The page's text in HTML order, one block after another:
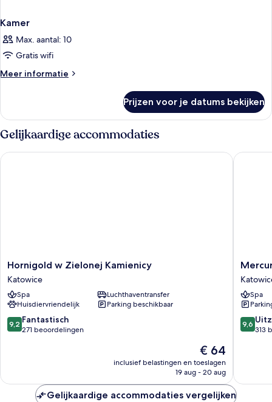
Kamer
Max. aantal: 10
Gratis wifi
Meer informatie
Meer
Prijzen voor je datums bekijken
Gelijkaardige accommodaties
Hornigold
w
Zielonej
Kamienicy
Katowice
Hornigold w Zielonej Kamienicy
Katowice
Spa
Luchthaventransfer
Huisdiervriendelijk
Parking beschikbaar
9.2
van
9,2 Fantastisch
271 beoordelingen
De
prijs
is
€ 64
inclusief belastingen en toeslagen
19 aug - 20 aug
Hornigold w Zielonej Kamienicy
Mercure
Spa
9.6
van
9,6
313
Gelijkaardige accommodaties vergelijken